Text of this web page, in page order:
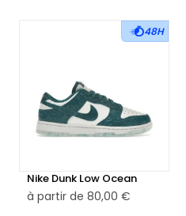
48H
Nike Dunk Low Ocean
à partir de 80,00 €